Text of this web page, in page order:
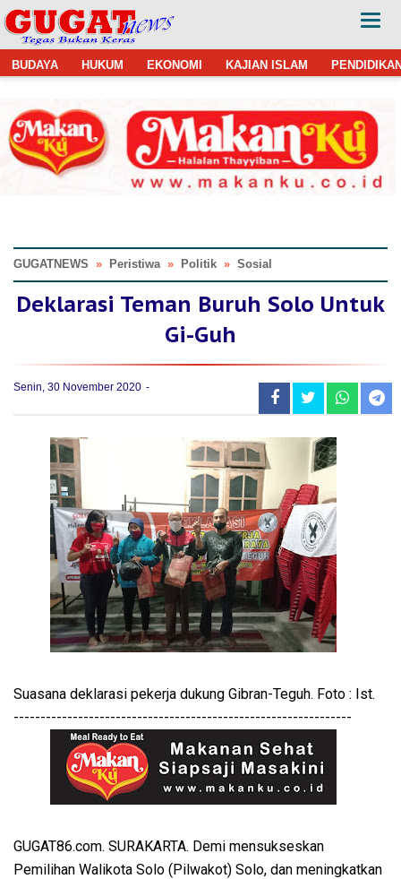
BUDAYA HUKUM EKONOMI KAJIAN ISLAM
GUGATNEWS » Peristiwa » Politik » Sosial
Deklarasi Teman Buruh Solo Untuk
Gi-Guh
Senin, 30 November 2020
Suasana deklarasi pekerja dukung Gibran-Teguh. Foto : Ist.
---------------------------------------------------------------
GUGAT86.com. SURAKARTA. Demi mensukseskan
Pemilihan Walikota Solo (Pilwakot) Solo, dan meningkatkan